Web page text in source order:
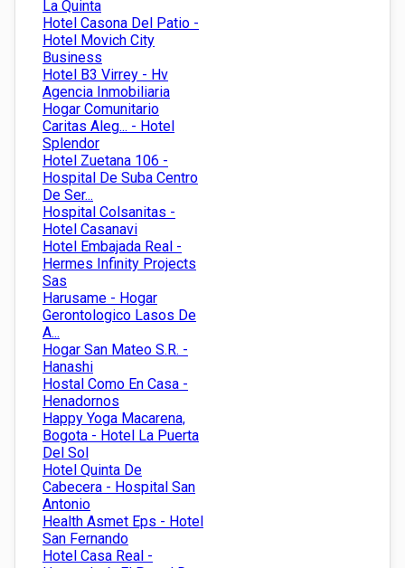
La Quinta
Hotel Casona Del Patio -
Hotel Movich City
Business
Hotel B3 Virrey - Hv
Agencia Inmobiliaria
Hogar Comunitario
Caritas Aleg... - Hotel
Splendor
Hotel Zuetana 106 -
Hospital De Suba Centro
De Ser...
Hospital Colsanitas -
Hotel Casanavi
Hotel Embajada Real -
Hermes Infinity Projects
Sas
Harusame - Hogar
Gerontologico Lasos De
A...
Hogar San Mateo S.R. -
Hanashi
Hostal Como En Casa -
Henadornos
Happy Yoga Macarena,
Bogota - Hotel La Puerta
Del Sol
Hotel Quinta De
Cabecera - Hospital San
Antonio
Health Asmet Eps - Hotel
San Fernando
Hotel Casa Real -